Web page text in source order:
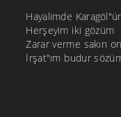
Hayalimde
Herşeyim iki gözüm
Zarar verme sakın
İrşat"ım budur